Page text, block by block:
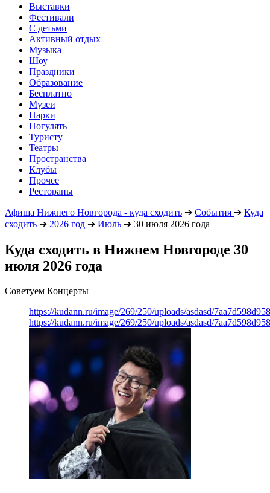
Выставки
Фестивали
С детьми
Активный отдых
Музыка
Шоу
Праздники
Образование
Бесплатно
Музеи
Парки
Погулять
Туристу
Театры
Пространства
Клубы
Прочее
Рестораны
Афиша Нижнего Новгорода - куда сходить ➔ События ➔ Куда
сходить ➔ 2026 год ➔ Июль ➔ 30 июля 2026 года
Куда сходить в Нижнем Новгороде 30
июля 2026 года
Советуем Концерты
https://kudann.ru/image/269/250/uploads/asdasd/
https://kudann.ru/image/269/250/uploads/asdasd/